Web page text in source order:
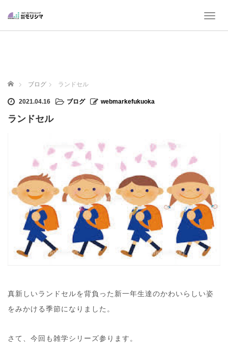
T
ホーム ブログ ランドセル
2021.04.16 ブログ webmarkefukuoka
ランドセル
真新しいランドセルを背負った新一年生達のかわいらしい姿
をみかける季節になりました。
さて、今回も雑学シリーズ参ります。